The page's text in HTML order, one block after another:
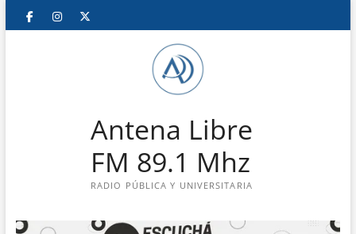
Saltar
FacebookInstagram
Antena Libre
FM 89.1 Mhz
RADIO PÚBLICA Y UNIVERSITARIA